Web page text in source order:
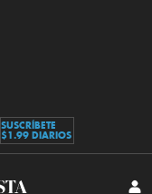
SUSCRÍBETE
$1.99 DIARIOS